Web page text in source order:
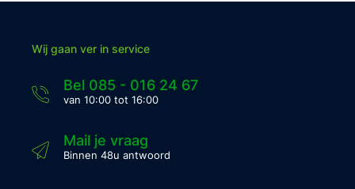
Wij gaan ver in service
Bel 085 - 016 24 67
van 10:00 tot 16:00
Mail je vraag
Binnen 48u antwoord